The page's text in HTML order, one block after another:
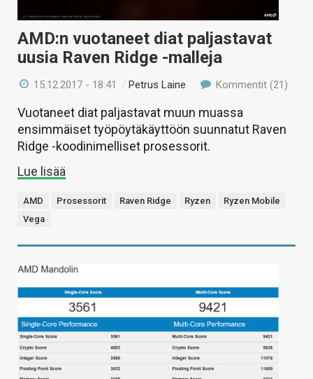
AMD:n vuotaneet diat paljastavat
uusia Raven Ridge -malleja
15.12.2017 - 18:41 /Petrus Laine Kommentit (21)
Vuotaneet diat paljastavat muun muassa
ensimmäiset työpöytäkäyttöön suunnatut Raven
Ridge -koodinimelliset prosessorit.
Lue lisää
AMD Prosessorit Raven Ridge Ryzen
Ryzen Mobile
Vega